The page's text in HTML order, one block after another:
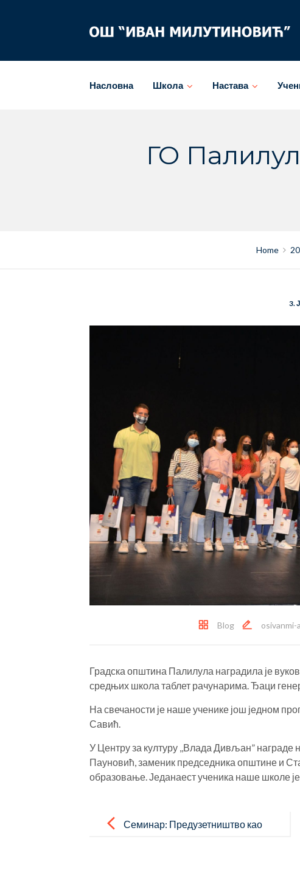
Насловна Школа Настава
ГО
Home
3.
Blog osivanmi-
Градска општина Палилула наградила је
средњих школа таблет рачунарима. Ђаци
На свечаности је наше ученике још једном
Савић.
У Центру за културу ,,Влада Дивљан” награде
Пауновић, заменик председника општине и
образовање. Једанаест ученика наше школе
navigationСеминар: Предузетништво као